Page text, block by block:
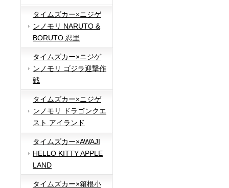
タイムズカー×ニジゲ
ンノモリ NARUTO &
BORUTO 忍里
タイムズカー×ニジゲ
ンノモリ ゴジラ迎撃作
戦
タイムズカー×ニジゲ
ンノモリ ドラゴンクエ
スト アイランド
タイムズカー×AWAJI
HELLO KITTY APPLE
LAND
タイムズカー×箱根小